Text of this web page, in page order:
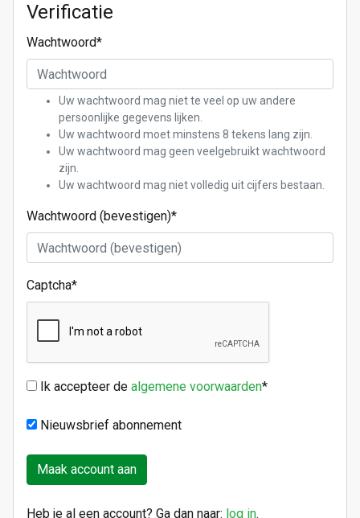
Verificatie
Wachtwoord*
Uw wachtwoord mag niet te veel op uw andere
persoonlijke gegevens lijken.
Uw wachtwoord moet minstens 8 tekens lang zijn.
Uw wachtwoord mag geen veelgebruikt wachtwoord
zijn.
Uw wachtwoord mag niet volledig uit cijfers bestaan.
Wachtwoord (bevestigen)*
Captcha*
Ik accepteer de algemene voorwaarden*
Nieuwsbrief abonnement
Heb je al een account? Ga dan naar: log in.